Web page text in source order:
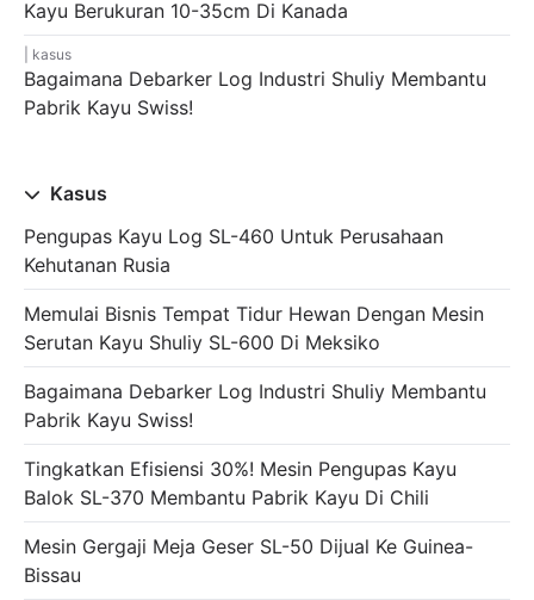
Kayu Berukuran 10-35cm Di Kanada
kasus
Bagaimana Debarker Log Industri Shuliy Membantu
Pabrik Kayu Swiss!
Kasus
Pengupas Kayu Log SL-460 Untuk Perusahaan
Kehutanan Rusia
Memulai Bisnis Tempat Tidur Hewan Dengan Mesin
Serutan Kayu Shuliy SL-600 Di Meksiko
Bagaimana Debarker Log Industri Shuliy Membantu
Pabrik Kayu Swiss!
Tingkatkan Efisiensi 30%! Mesin Pengupas Kayu
Balok SL-370 Membantu Pabrik Kayu Di Chili
Mesin Gergaji Meja Geser SL-50 Dijual Ke Guinea-
Bissau